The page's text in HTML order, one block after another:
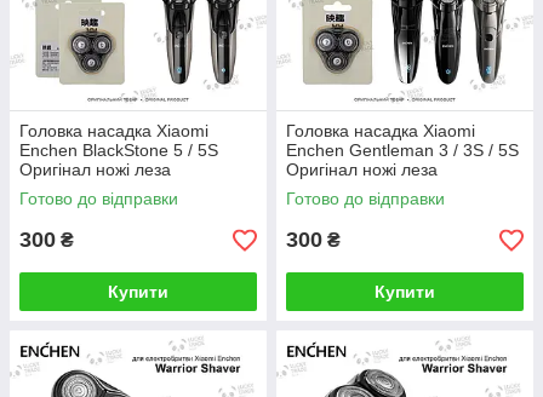
Головка насадка Xiaomi
Enchen BlackStone 5 / 5S
Оригінал ножі леза
електробритви Чорний (BR-3)
Готово до відправки
300 ₴
Купити
Головка насадка Xiaomi
Enchen Gentleman 3 / 3S / 5S
Оригінал ножі леза
електробритви Чорний (BR-3)
Готово до відправки
300 ₴
Купити